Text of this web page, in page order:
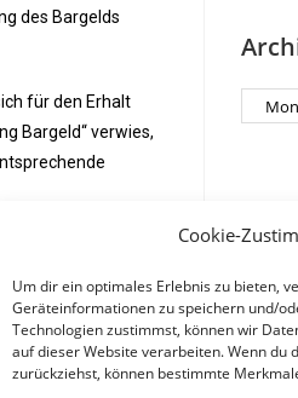
Cookie-
Um dir ein optimales Erlebnis zu bieten,
Geräteinformationen zu speichern und/
Technologien zustimmst, können wir
auf dieser Website verarbeiten. Wenn du
zurückziehst, können bestimmte
des Bargelds
für den Erhalt
Bargeld“ verwies,